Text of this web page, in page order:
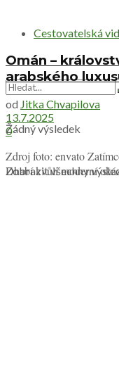
Cestovatelská
Žádný výsledek
Zobrazit všechny
Omán –
arabského
od Jitka Chvapilova
13.7.2025
0
Zdroj foto: envato
Dhabí kvůli moderní